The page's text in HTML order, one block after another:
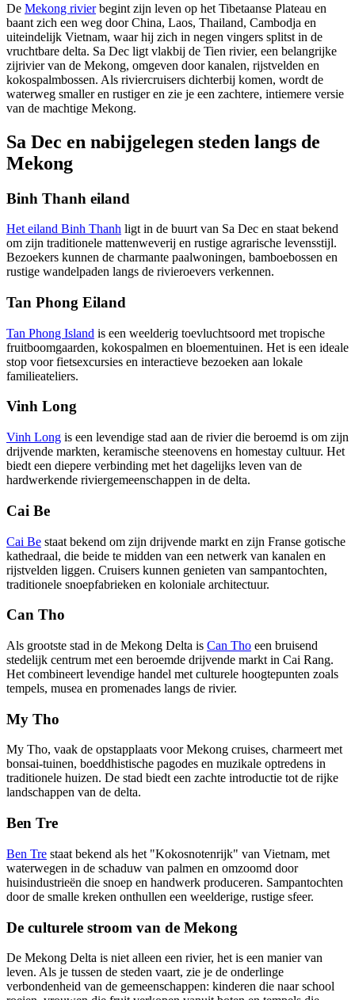
De Mekong rivierbegint zijn leven op het Tibetaanse Plateau en
baant zich een weg door China, Laos, Thailand, Cambodja en
uiteindelijk Vietnam, waar hij zich in negen vingers splitst in de
vruchtbare delta. Sa Dec ligt vlakbij de Tien rivier, een belangrijke
zijrivier van de Mekong, omgeven door kanalen, rijstvelden en
kokospalmbossen. Als riviercruisers dichterbij komen, wordt de
waterweg smaller en rustiger en zie je een zachtere, intiemere versie
van de machtige Mekong.
Sa Dec en nabijgelegen steden langs de
Mekong
Binh Thanh eiland
Het eiland Binh Thanh ligt in de buurt van Sa Dec en staat bekend
om zijn traditionele mattenweverij en rustige agrarische levensstijl.
Bezoekers kunnen de charmante paalwoningen, bamboebossen en
rustige wandelpaden langs de rivieroevers verkennen.
Tan Phong Eiland
Tan Phong Island is een weelderig toevluchtsoord met tropische
fruitboomgaarden, kokospalmen en bloementuinen. Het is een ideale
stop voor fietsexcursies en interactieve bezoeken aan lokale
familieateliers.
Vinh Long
Vinh Long is een levendige stad aan de rivier die beroemd is om zijn
drijvende markten, keramische steenovens en homestay cultuur. Het
biedt een diepere verbinding met het dagelijks leven van de
hardwerkende riviergemeenschappen in de delta.
Cai Be
Cai Be staat bekend om zijn drijvende markt en zijn Franse gotische
kathedraal, die beide te midden van een netwerk van kanalen en
rijstvelden liggen. Cruisers kunnen genieten van sampantochten,
traditionele snoepfabrieken en koloniale architectuur.
Can Tho
Als grootste stad in de Mekong Delta is Can Tho een bruisend
stedelijk centrum met een beroemde drijvende markt in Cai Rang.
Het combineert levendige handel met culturele hoogtepunten zoals
tempels, musea en promenades langs de rivier.
My Tho
My Tho, vaak de opstapplaats voor Mekong cruises, charmeert met
bonsai-tuinen, boeddhistische pagodes en muzikale optredens in
traditionele huizen. De stad biedt een zachte introductie tot de rijke
landschappen van de delta.
Ben Tre
Ben Tre staat bekend als het "Kokosnotenrijk" van Vietnam, met
waterwegen in de schaduw van palmen en omzoomd door
huisindustrieën die snoep en handwerk produceren. Sampantochten
door de smalle kreken onthullen een weelderige, rustige sfeer.
De culturele stroom van de Mekong
De Mekong Delta is niet alleen een rivier, het is een manier van
leven. Als je tussen de steden vaart, zie je de onderlinge
verbondenheid van de gemeenschappen: kinderen die naar school